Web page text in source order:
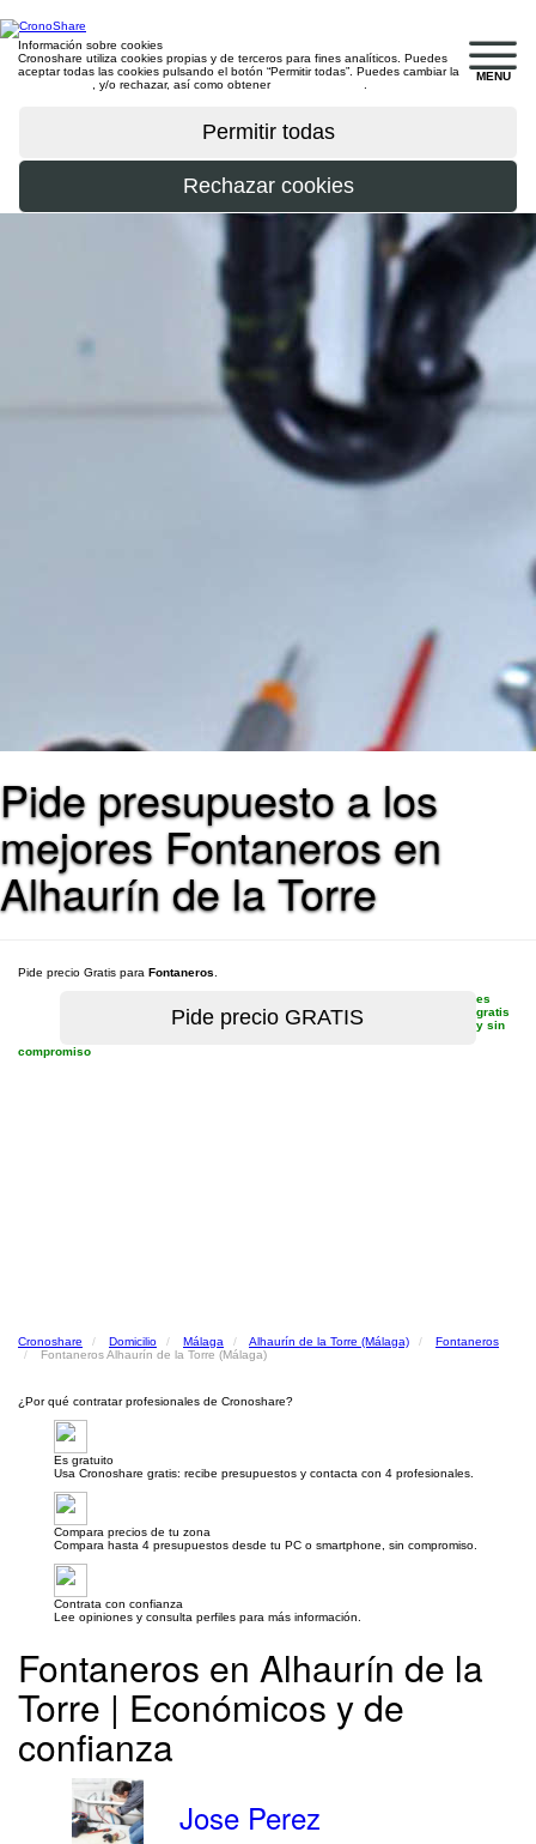
MENU
Información sobre cookies
Cronoshare utiliza cookies propias y de terceros para fines analíticos. Puedes
aceptar todas las cookies pulsando el botón “Permitir todas”. Puedes cambiar la
, y/o rechazar, así como obtener
Pide presupuesto a los
mejores Fontaneros en
Alhaurín de la Torre
Pide precio Gratis para Fontaneros
es
gratis
y sin
compromiso
Cronoshare Domicilio Málaga Alhaurín de la Torre (Málaga)
Fontaneros
Fontaneros Alhaurín de la Torre (Málaga)
¿Por qué contratar profesionales de Cronoshare?
Es gratuito
Usa Cronoshare gratis: recibe presupuestos y contacta con 4 profesionales.
Compara precios de tu zona
Compara hasta 4 presupuestos desde tu PC o smartphone, sin compromiso.
Contrata con confianza
Lee opiniones y consulta perfiles para más información.
Fontaneros en Alhaurín de la
Torre | Económicos y de
confianza
Jose Perez